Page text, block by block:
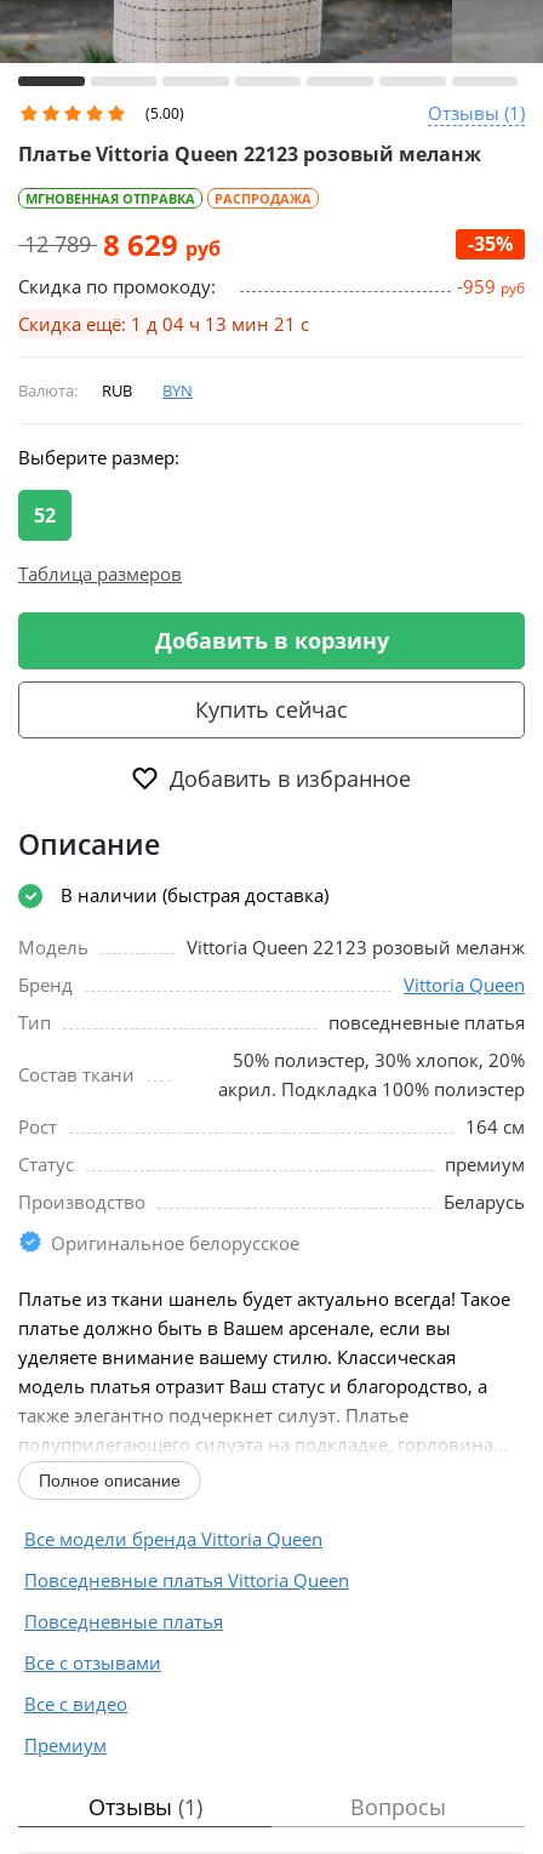
(5.00) Отзывы (1)
Платье Vittoria Queen 22123 розовый меланж
МГНОВЕННАЯ ОТПРАВКА РАСПРОДАЖА
12 789 8 629 руб -35%
Скидка по промокоду: -959 руб
Скидка ещё: 1 д 04 ч 13 мин 21 с
Валюта: RUB BYN
Выберите размер:
52
Таблица размеров
Добавить в корзину
Купить сейчас
Добавить в избранное
Описание
В наличии (быстрая доставка)
Модель
Vittoria Queen 22123 розовый меланж
Бренд
Vittoria Queen
Тип
повседневные платья
Состав ткани
50% полиэстер, 30% хлопок, 20%
акрил. Подкладка 100% полиэстер
Рост
164 см
Статус
премиум
Производство
Беларусь
Оригинальное белорусское
Платье из ткани шанель будет актуально всегда! Такое
платье должно быть в Вашем арсенале, если вы
уделяете внимание вашему стилю. Классическая
модель платья отразит Ваш статус и благородство, а
также элегантно подчеркнет силуэт. Платье
полуприлегающего силуэта на подкладке, горловина...
Полное описание
Все модели бренда Vittoria Queen
Повседневные платья Vittoria Queen
Повседневные платья
Все с отзывами
Все с видео
Премиум
Отзывы (1) Вопросы